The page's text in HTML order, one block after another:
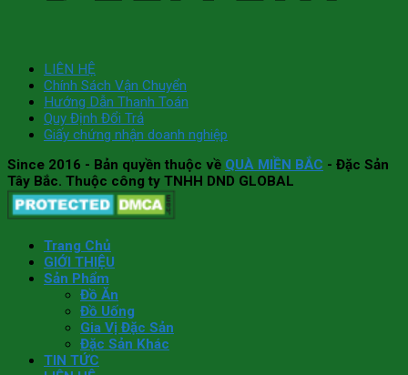
LIÊN HỆ
Chính Sách Vận Chuyển
Hướng Dẫn Thanh Toán
Quy Định Đổi Trả
Giấy chứng nhận doanh nghiệp
Since 2016 - Bản quyền thuộc về QUÀ MIỀN BẮC - Đặc Sản
Tây Bắc. Thuộc công ty TNHH DND GLOBAL
Trang Chủ
GIỚI THIỆU
Sản Phẩm
Đồ Ăn
Đồ Uống
Gia Vị Đặc Sản
Đặc Sản Khác
TIN TỨC